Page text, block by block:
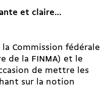
et claire…
la Commission fédérale
de la FINMA) et le
de mettre les
sur la notion